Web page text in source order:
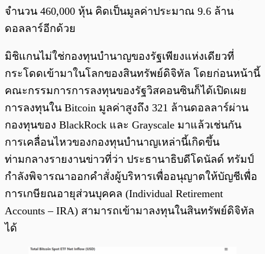
จำนวน 460,000 หุ้น คิดเป็นมูลค่าประมาณ 9.6 ล้าน
ดอลลาร์อีกด้วย
มิชิแกนไม่ใช่กองทุนบำนาญของรัฐเพียงแห่งเดียวที่
กระโดดเข้ามาในโลกของสินทรัพย์ดิจิทัล โดยก่อนหน้านี้
คณะกรรมการการลงทุนของรัฐวิสคอนซินก็ได้เปิดเผย
การลงทุนใน Bitcoin มูลค่าสูงถึง 321 ล้านดอลลาร์ผ่าน
กองทุนของ BlackRock และ Grayscale มาแล้วเช่นกัน
การเคลื่อนไหวของกองทุนบำนาญเหล่านี้เกิดขึ้น
ท่ามกลางรายงานข่าวที่ว่า ประธานาธิบดีโดนัลด์ ทรัมป์
กำลังพิจารณาออกคำสั่งผู้บริหารเพื่ออนุญาตให้บัญชีเพื่อ
การเกษียณอายุส่วนบุคคล (Individual Retirement
Accounts – IRA) สามารถเข้ามาลงทุนในสินทรัพย์ดิจิทัล
ได้